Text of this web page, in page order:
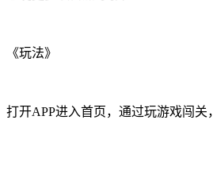
《玩法》
打开APP进入首页，通过玩游戏闯关